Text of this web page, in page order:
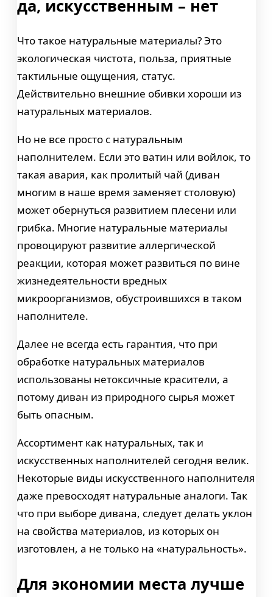
да, искусственным – нет
Что такое натуральные материалы? Это
экологическая чистота, польза, приятные
тактильные ощущения, статус.
Действительно внешние обивки хороши из
натуральных материалов.
Но не все просто с натуральным
наполнителем. Если это ватин или войлок, то
такая авария, как пролитый чай (диван
многим в наше время заменяет столовую)
может обернуться развитием плесени или
грибка. Многие натуральные материалы
провоцируют развитие аллергической
реакции, которая может развиться по вине
жизнедеятельности вредных
микроорганизмов, обустроившихся в таком
наполнителе.
Далее не всегда есть гарантия, что при
обработке натуральных материалов
использованы нетоксичные красители, а
потому диван из природного сырья может
быть опасным.
Ассортимент как натуральных, так и
искусственных наполнителей сегодня велик.
Некоторые виды искусственного наполнителя
даже превосходят натуральные аналоги. Так
что при выборе дивана, следует делать уклон
на свойства материалов, из которых он
изготовлен, а не только на «натуральность».
Для экономии места лучше